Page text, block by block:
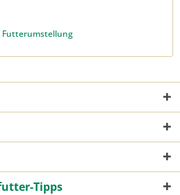
Futterumstellung
Tipps